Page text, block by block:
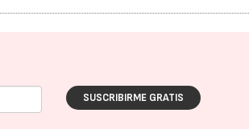
SUSCRIBIRME GRATIS